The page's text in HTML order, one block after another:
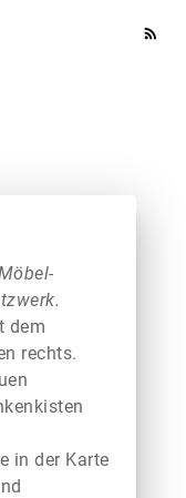
rss_feed
dem
rechts.
in der Karte